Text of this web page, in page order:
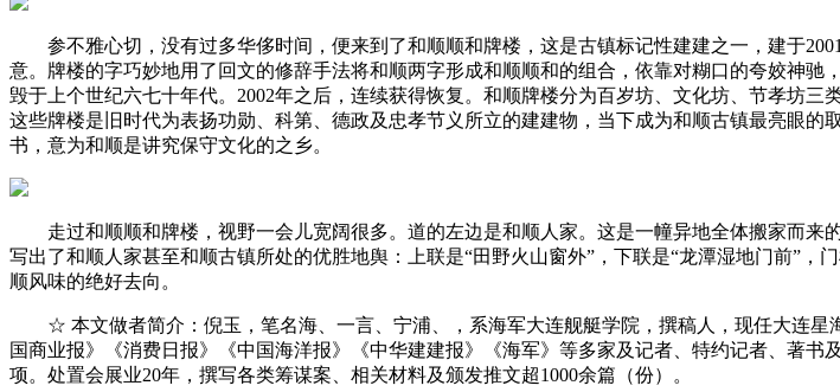
参不雅心切，没有过多华侈时间，便来到了和顺顺和牌楼，这是古镇标记性建建之一，建于
意。牌楼的字巧妙地用了回文的修辞手法将和顺两字形成和顺顺和的组合，依靠对糊口的夸姣神
毁于上个世纪六七十年代。2002年之后，连续获得恢复。和顺牌楼分为百岁坊、文化坊、节孝坊三
这些牌楼是旧时代为表扬功勋、科第、德政及忠孝节义所立的建建物，当下成为和顺古镇最亮眼
书，意为和顺是讲究保守文化的之乡。
走过和顺顺和牌楼，视野一会儿宽阔很多。道的左边是和顺人家。这是一幢异地全体搬家而来
写出了和顺人家甚至和顺古镇所处的优胜地舆：上联是“田野火山窗外”，下联是“龙潭湿地门前”
顺风味的绝好去向。
☆ 本文做者简介：倪玉，笔名海、一言、宁浦、，系海军大连舰艇学院，撰稿人，现任大连星
国商业报》《消费日报》《中国海洋报》《中华建建报》《海军》等多家及记者、特约记者、著
项。处置会展业20年，撰写各类筹谋案、相关材料及颁发推文超1000余篇（份）。